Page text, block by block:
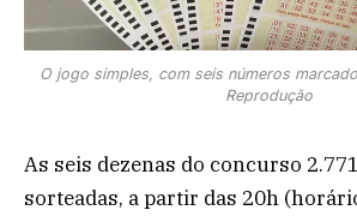
O jogo simples, com seis números
Reprodução
As seis dezenas do concurso
sorteadas, a partir das 20h